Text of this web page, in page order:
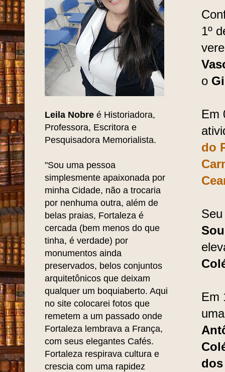
1º
o
Em
do
Em
Leila Nobre é Historiadora,
Professora, Escritora e
Pesquisadora Memorialista.
"Sou uma pessoa
simplesmente apaixonada por
minha Cidade, não a trocaria
por nenhuma outra, além de
belas praias, Fortaleza é
cercada (bem menos do que
tinha, é verdade) por
monumentos ainda
preservados, belos conjuntos
arquitetônicos que deixam
qualquer um boquiaberto. Aqui
no site colocarei fotos que
remetem a um passado onde
Fortaleza lembrava a França,
com seus elegantes Cafés.
Fortaleza respirava cultura e
crescia com uma rapidez